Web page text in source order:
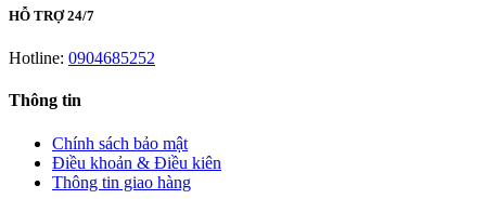
HỖ TRỢ 24/7
Hotline: 0904685252
Thông tin
Chính sách bảo mật
Điều khoản & Điều kiên
Thông tin giao hàng